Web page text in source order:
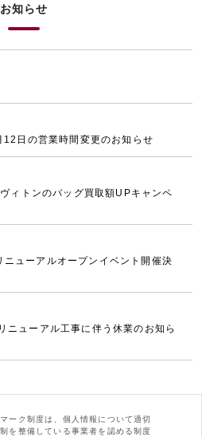
お知らせ
日の営業時間変更のお知らせ
ィトンのバッグ買取額UPキャンペ
ューアルオープンイベント開催決
ニューアル工事に伴う休業のお知ら
ーク制度は、個人情報について適切
を整備している事業者を認める制度